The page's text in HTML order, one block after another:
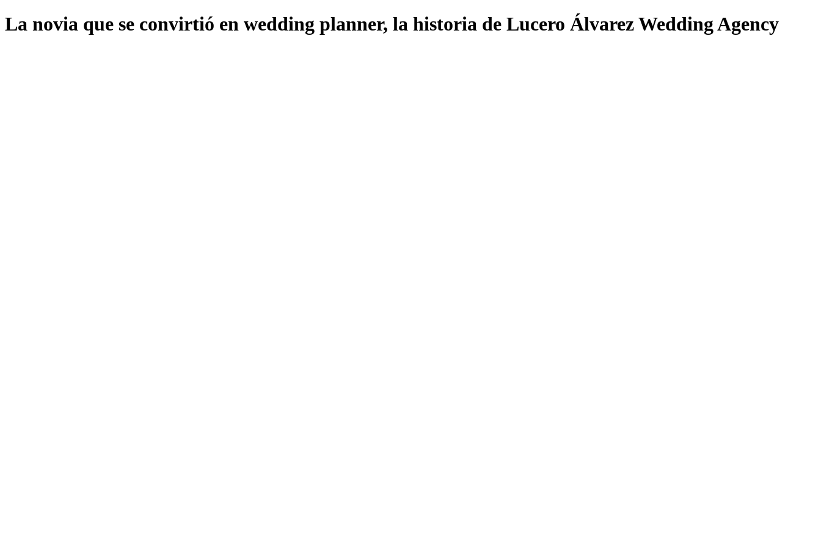
La novia que se convirtió en wedding planner, la historia de Lucero Álvarez Wedding Agency